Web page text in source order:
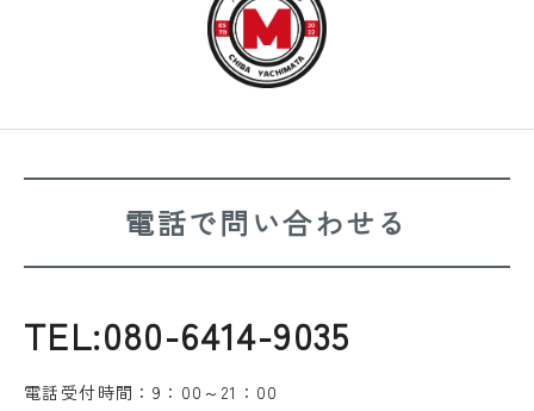
電話で問い合わせる
TEL:080-6414-9035
電話受付時間：9：00～21：00